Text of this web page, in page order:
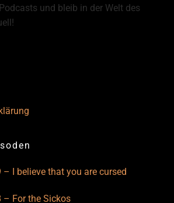
und bleib in der Welt des
– I believe that you are cursed
– For the Sickos